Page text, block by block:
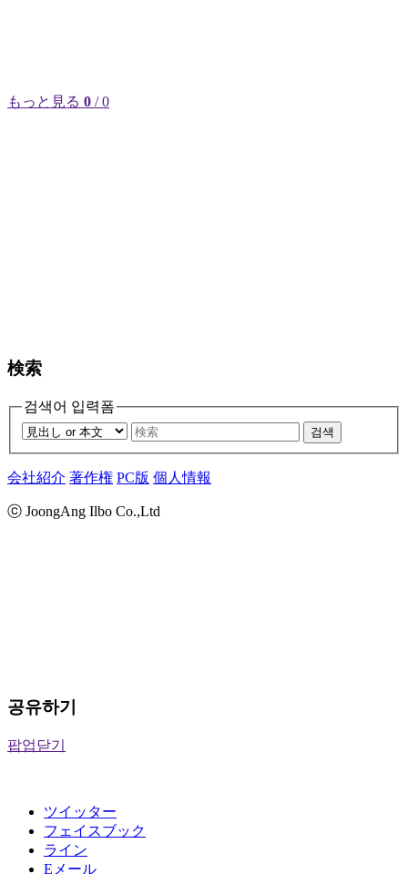
もっと見る 0 / 0
検索
검색어 입력폼
검색
会社紹介 著作権 PC版 個人情報
ⓒ JoongAng Ilbo Co.,Ltd
공유하기
팝업닫기
ツイッター
フェイスブック
ライン
Eメール